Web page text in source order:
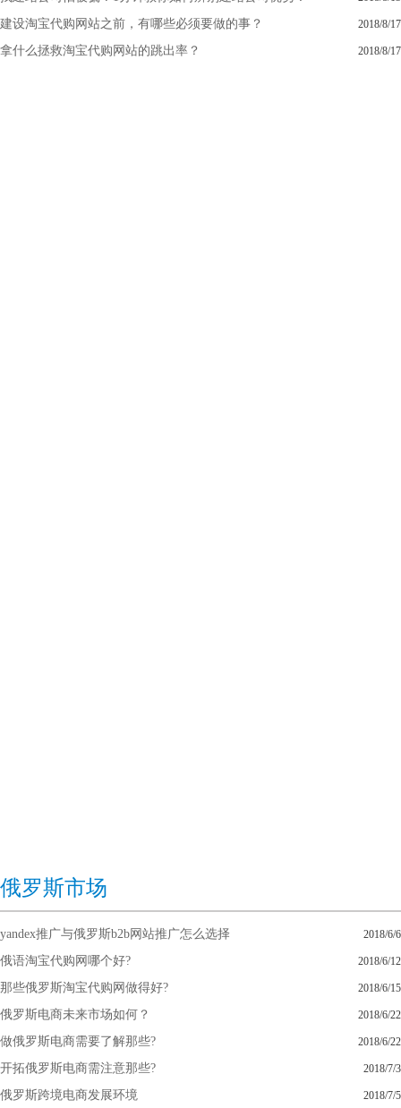
建设淘宝代购网站之前，有哪些必须要做的事？ 2018/8/17
拿什么拯救淘宝代购网站的跳出率？ 2018/8/17
俄罗斯市场
yandex推广与俄罗斯b2b网站推广怎么选择 2018/6/6
俄语淘宝代购网哪个好? 2018/6/12
那些俄罗斯淘宝代购网做得好? 2018/6/15
俄罗斯电商未来市场如何？ 2018/6/22
做俄罗斯电商需要了解那些? 2018/6/22
开拓俄罗斯电商需注意那些? 2018/7/3
俄罗斯跨境电商发展环境 2018/7/5